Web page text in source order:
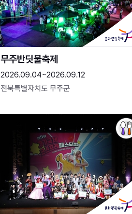
무주반딧불축제
2026.09.04~2026.09.12
전북특별자치도 무주군